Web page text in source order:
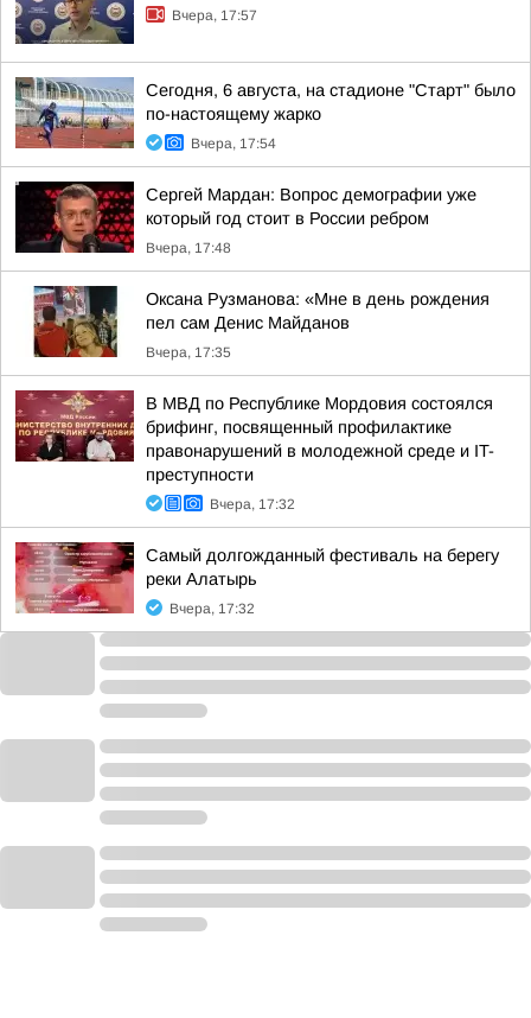
Вчера, 17:57
Сегодня, 6 августа, на стадионе "Старт" было
по-настоящему жарко
Вчера, 17:54
Сергей Мардан: Вопрос демографии уже
который год стоит в России ребром
Вчера, 17:48
Оксана Рузманова: «Мне в день рождения
пел сам Денис Майданов
Вчера, 17:35
В МВД по Республике Мордовия состоялся
брифинг, посвященный профилактике
правонарушений в молодежной среде и IT-
преступности
Вчера, 17:32
Самый долгожданный фестиваль на берегу
реки Алатырь
Вчера, 17:32